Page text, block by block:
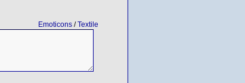
Emoticons/Textile